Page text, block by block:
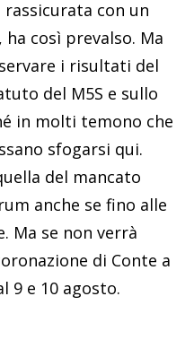
rassicurata con un
così prevalso. Ma
i risultati del
del M5S e sullo
in molti temono che
sfogarsi qui.
del mancato
anche se fino alle
Ma se non verrà
di Conte a
9 e 10 agosto.